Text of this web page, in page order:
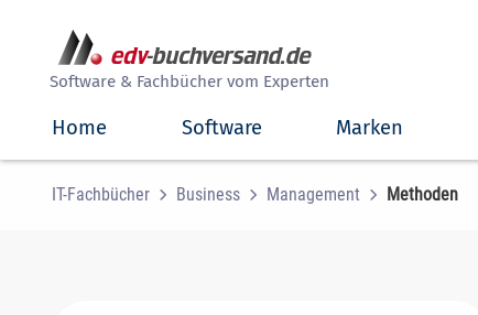
Software & Fachbücher vom Experten
Home Software Marken
IT-Fachbücher Business Management Methoden